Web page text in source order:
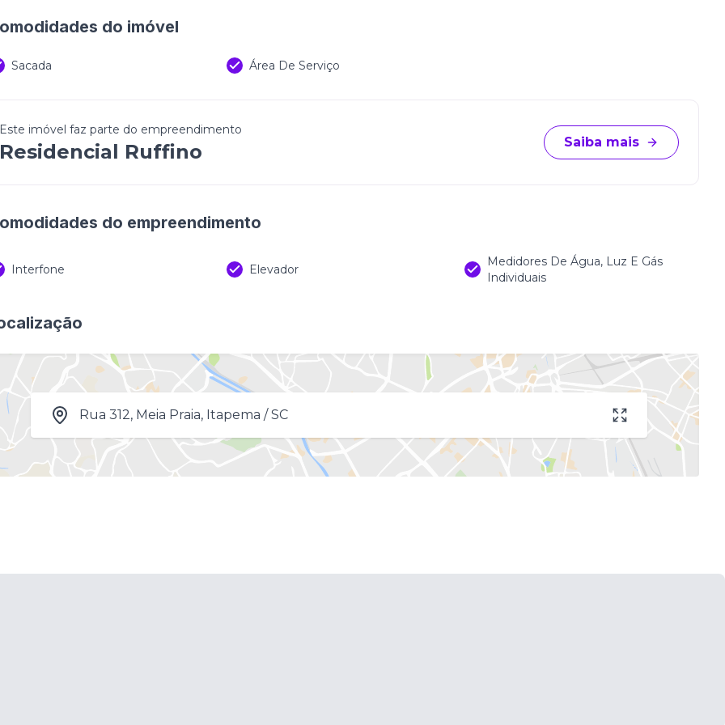
do imóvel
Sacada Área De Serviço
Este imóvel faz parte do empreendimento
Residencial Ruffino Saiba mais
do empreendimento
Interfone Elevador
Medidores De Água, Luz E Gás
Individuais
Rua 312, Meia Praia, Itapema / SC